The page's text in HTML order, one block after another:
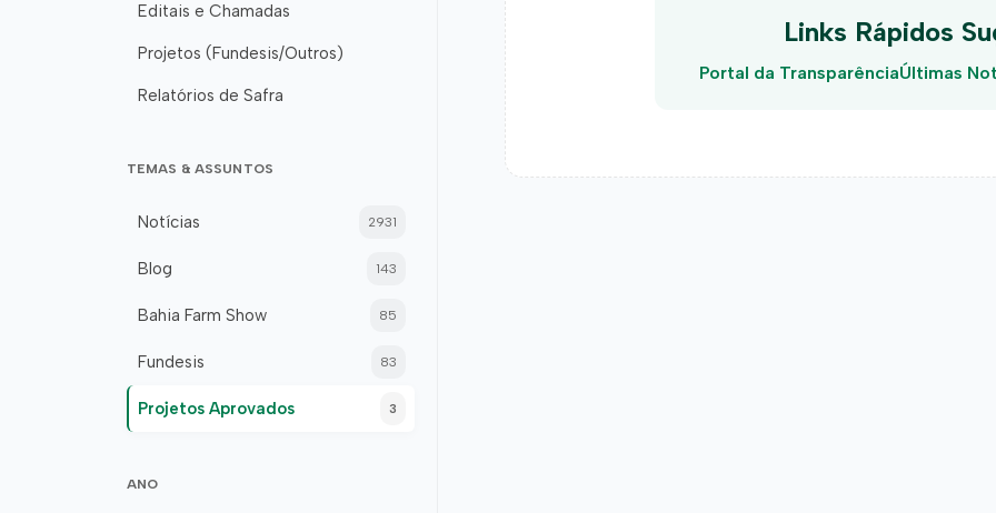
Editais e Chamadas
Projetos (Fundesis/Outros)
Relatórios de Safra
TEMAS & ASSUNTOS
Notícias 2931
Blog 143
Bahia Farm Show 85
Fundesis 83
Projetos Aprovados 3
ANO
Links Rápidos
Portal da TransparênciaÚltimas